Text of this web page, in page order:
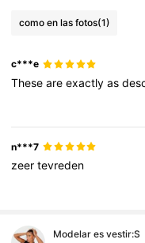
como en las fotos(1)
c***e
Theseareexactlyas
n***7
zeertevreden
Modelar es vestir:S